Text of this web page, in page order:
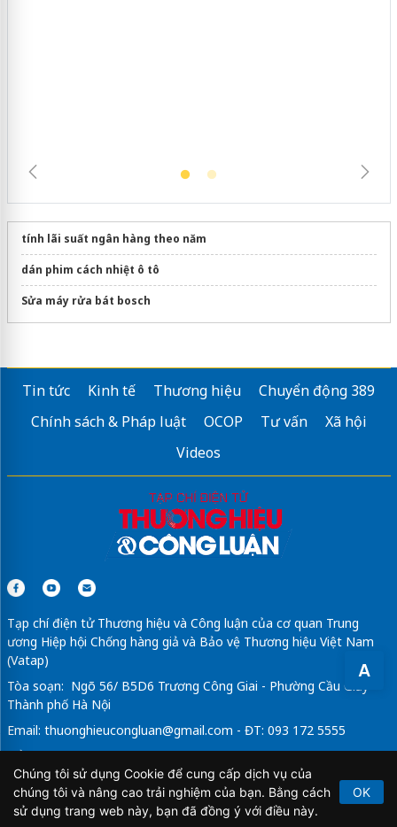
A
tính lãi suất ngân hàng theo năm
dán phim cách nhiệt ô tô
Sửa máy rửa bát bosch
Tin tức Kinh tế Thương hiệu
Chuyển động 389
Chính sách & Pháp luật
OCOP Tư vấn
Xã hội
Videos
Tạp chí điện tử Thương hiệu và Công luận của cơ quan Trung
ương Hiệp hội Chống hàng giả và Bảo vệ Thương hiệu Việt Nam
(Vatap)
Tòa soạn: Ngõ 56/ B5D6 Trương Công Giai - Phường Cầu Giấy -
Thành phố Hà Nội
Email: thuonghieucongluan@gmail.com - ĐT: 093 172 5555
Tổng Biên Tập: Vũ Đức Thuận
Giấy phép hoạt động báo chí điện tử số 64/GP-BTTTT do Bộ
Thông tin và Truyền thông cấp ngày 21/2/2020.
Chúng tôi sử dụng Cookie để cung cấp dịch vụ của
chúng tôi và nâng cao trải nghiệm của bạn. Bằng cách
sử dụng trang web này, bạn đã đồng ý với điều này.
OK